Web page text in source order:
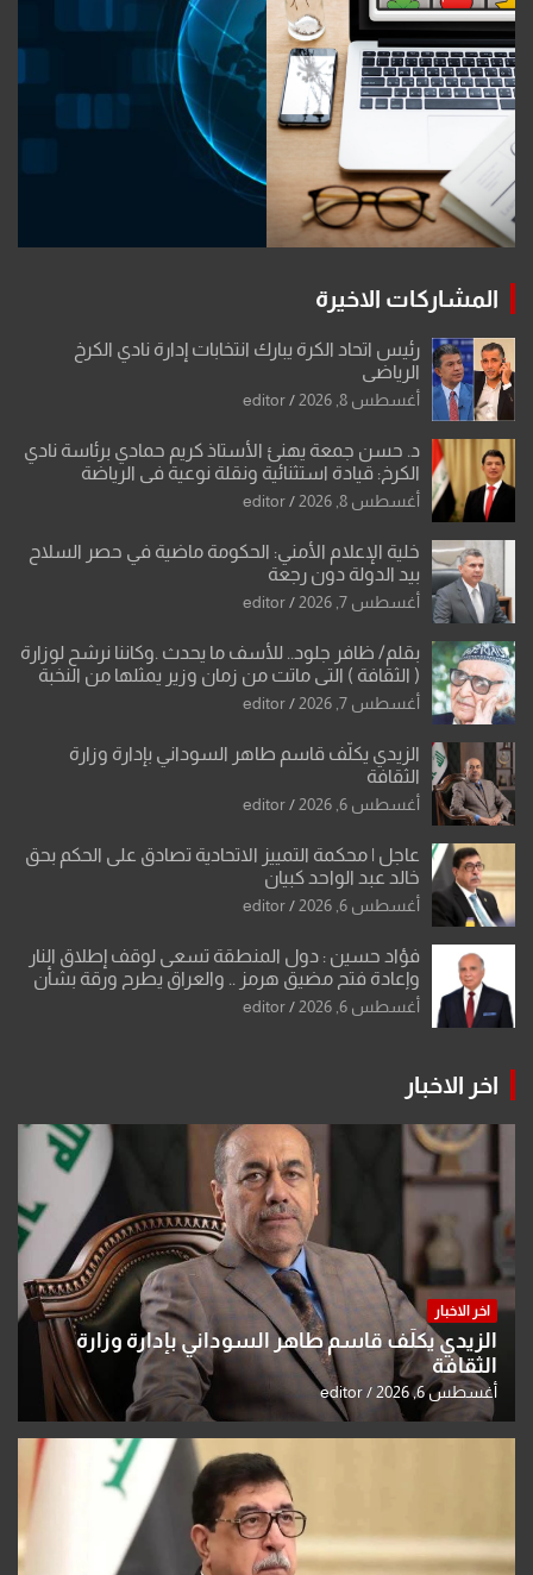
المشاركات الاخيرة
رئيس اتحاد الكرة يبارك انتخابات إدارة نادي الكرخ
الرياضي
أغسطس 8, 2026 editor
د. حسن جمعة يهنئ الأستاذ كريم حمادي برئاسة نادي
الكرخ: قيادة استثنائية ونقلة نوعية في الرياضة
العراقية
أغسطس 8, 2026 editor
خلية الإعلام الأمني: الحكومة ماضية في حصر السلاح
بيد الدولة دون رجعة
أغسطس 7, 2026 editor
بقلم/ ظافر جلود.. للأسف ما يحدث .وكاننا نرشح لوزارة
( الثقافة ) التي ماتت من زمان وزير يمثلها من النخبة
والإرث العظيم للثقافة العراقية..
أغسطس 7, 2026 editor
الزيدي يكلّف قاسم طاهر السوداني بإدارة وزارة
الثقافة
أغسطس 6, 2026 editor
عاجل | محكمة التمييز الاتحادية تصادق على الحكم بحق
خالد عبد الواحد كبيان
أغسطس 6, 2026 editor
فؤاد حسين : دول المنطقة تسعى لوقف إطلاق النار
وإعادة فتح مضيق هرمز .. والعراق يطرح ورقة بشأن
تحولات القدس
أغسطس 6, 2026 editor
اخر الاخبار
اخر الاخبار
الزيدي يكلّف قاسم طاهر السوداني بإدارة وزارة
الثقافة
أغسطس 6, 2026 editor